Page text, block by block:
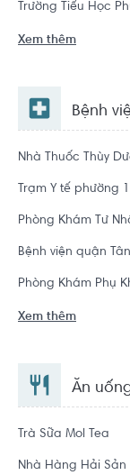
Trường Tiểu Học
Xem thêm
Bệnh
Nhà Thuốc Thùy
Trạm Y tế phường
Phòng Khám Tư
Bệnh viện quận
Phòng Khám Phụ
Xem thêm
Ăn
Trà Sữa Mol Tea
Nhà Hàng Hải Sản